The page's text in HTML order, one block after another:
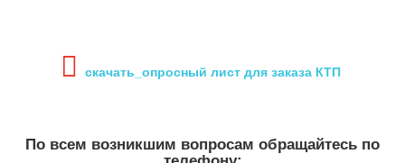
скачать_опросный лист для заказа КТП
По всем возникшим вопросам обращайтесь по